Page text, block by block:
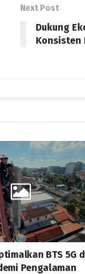
Next Post
Dukung
Konsisten
BTS 5G
Pengalaman